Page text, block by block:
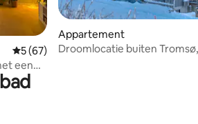
Gemiddelde beoordeling van 5 uit 5,
5 (67)
een
Appartement
Droomlocatie buiten